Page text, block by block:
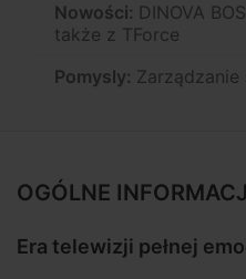
Nowości: DINOVA
także z TForce
Pomysly:
Instalacje: Hotel
OGÓLNE
Era telewizji pełnej